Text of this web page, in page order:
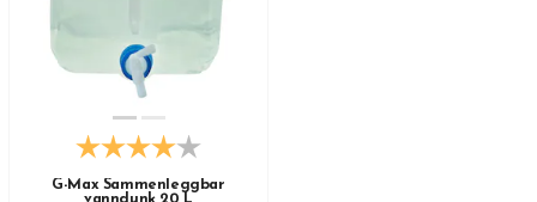
G-Max Sammenleggbar